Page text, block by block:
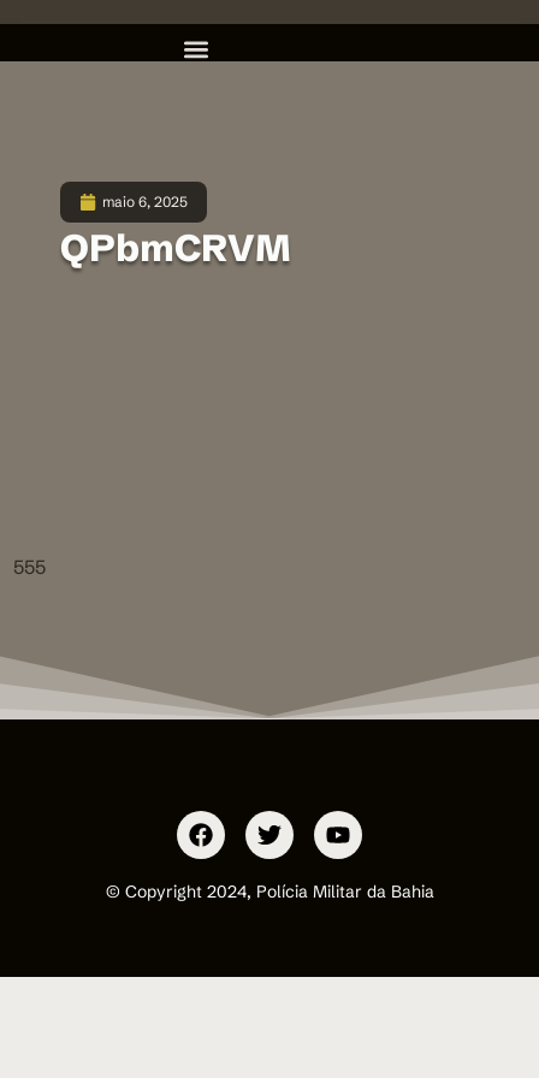
maio 6, 2025
QPbmCRVM
555
© Copyright 2024, Polícia Militar da Bahia